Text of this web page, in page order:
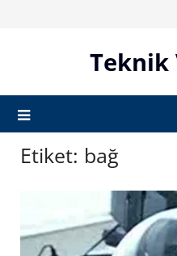
Teknik
Etiket: bağ